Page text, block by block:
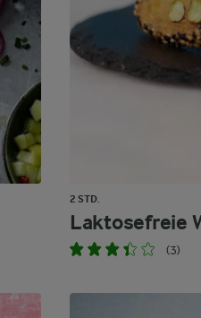
2 STD.
Laktosefreie
(3)